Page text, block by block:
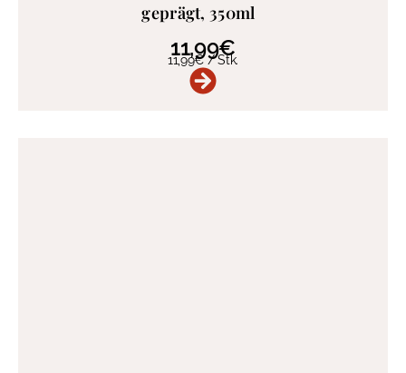
geprägt, 350ml
11,99€
11,99€/Stk.